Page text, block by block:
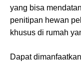
yang bisa
penitipan hewan
khusus di rumah
Dapat